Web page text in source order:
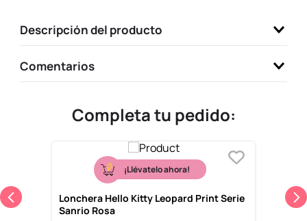
Descripción del producto
Comentarios
Completa tu pedido:
¡Llévatelo ahora!
Lonchera Hello Kitty Leopard Print Serie
Sanrio Rosa
league of legends